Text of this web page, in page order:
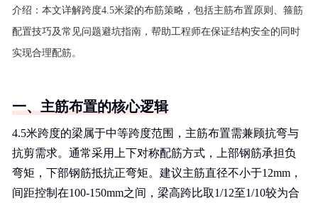
介绍： 本文详解跨度4.5米梁的布筋策略，包括主筋布置原则、箍筋
配置技巧及常见问题避坑指南，帮助工程师在保证结构安全的同时
实现合理配筋。
一、主筋布置的核心逻辑
4.5米跨度的梁属于中等跨度范围，主筋布置需兼顾抗弯与
抗剪需求。通常采用上下对称配筋方式，上部钢筋承担负
弯矩，下部钢筋抵抗正弯矩。建议主筋直径不小于12mm，
间距控制在100-150mm之间，梁高跨比取1/12至1/10较为合